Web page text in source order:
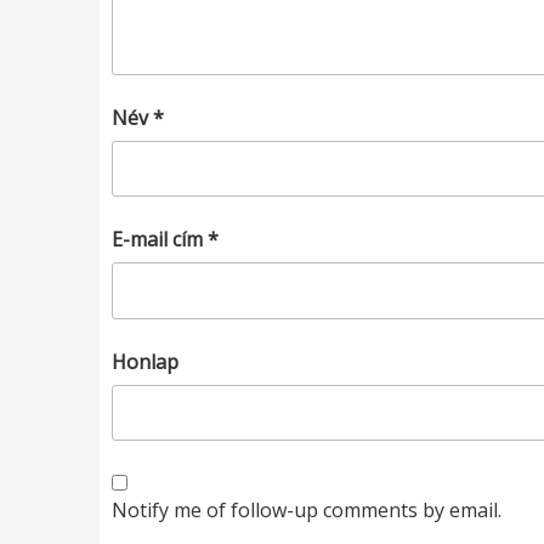
Név*
E-mail cím*
Honlap
Notify me of follow-up comments by email.